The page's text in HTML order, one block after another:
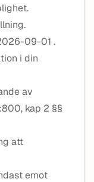
09-01 .
i din
av
kap 2 §§
att
emot